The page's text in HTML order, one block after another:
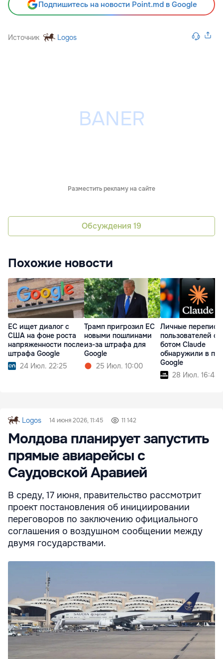
Подпишитесь на новости Point.md в Google
Источник Logos
Разместить рекламу на сайте
Обсуждения 19
Похожие новости
ЕС ищет диалог с
США на фоне роста
напряженности после
штрафа Google
24 Июл. 22:25
Трамп пригрозил ЕС
новыми пошлинами
из-за штрафа для
Google
25 Июл. 10:00
Личные
пользователей с
ботом Claude
обнаружили в
Google
28 Июл. 16:44
Logos 14 июня 2026, 11:45 11 142
Молдова планирует запустить
прямые авиарейсы с
Саудовской Аравией
В среду, 17 июня, правительство рассмотрит
проект постановления об инициировании
переговоров по заключению официального
соглашения о воздушном сообщении между
двумя государствами.